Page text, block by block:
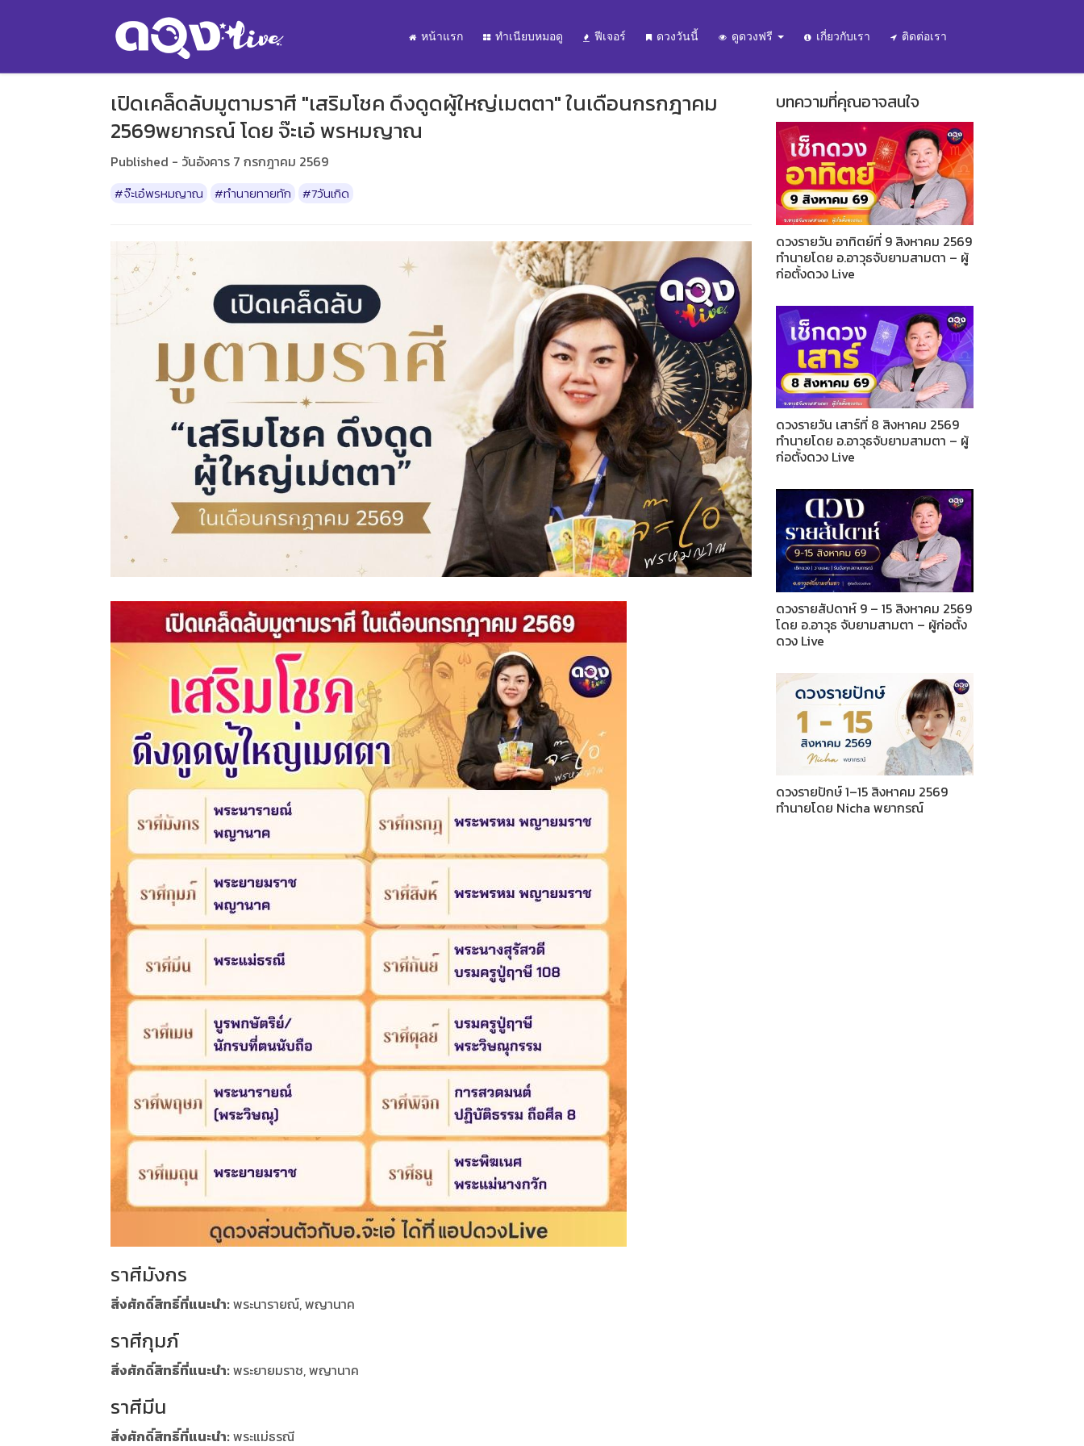
หน้าแรก ทำเนียบหมอดู ฟีเจอร์ ดวงวันนี้ ดูดวงฟรี เกี่ยวกับเรา ติดต่อเรา
เปิดเคล็ดลับมูตามราศี "เสริมโชค ดึงดูดผู้ใหญ่เมตตา" ในเดือนกรกฎาคม
2569พยากรณ์ โดย จ๊ะเอ๋ พรหมญาณ
Published - วันอังคาร 7 กรกฎาคม 2569
#จ๊ะเอ๋พรหมญาณ #ทำนายทายทัก #7วันเกิด
ราศีมังกร
สิ่งศักดิ์สิทธิ์ที่แนะนำ:พระนารายณ์, พญานาค
ราศีกุมภ์
สิ่งศักดิ์สิทธิ์ที่แนะนำ:พระยายมราช, พญานาค
ราศีมีน
สิ่งศักดิ์สิทธิ์ที่แนะนำ:พระแม่ธรณี
บทความที่คุณอาจสนใจ
ดวงรายวัน อาทิตย์ที่ 9 สิงหาคม 2569
ทำนายโดย อ.อาวุธจับยามสามตา – ผู้
ก่อตั้งดวง Live
ดวงรายวัน เสาร์ที่ 8 สิงหาคม 2569
ทำนายโดย อ.อาวุธจับยามสามตา – ผู้
ก่อตั้งดวง Live
ดวงรายสัปดาห์ 9 – 15 สิงหาคม 2569
โดย อ.อาวุธ จับยามสามตา – ผู้ก่อตั้ง
ดวง Live
ดวงรายปักษ์ 1–15 สิงหาคม 2569
ทำนายโดย Nicha พยากรณ์